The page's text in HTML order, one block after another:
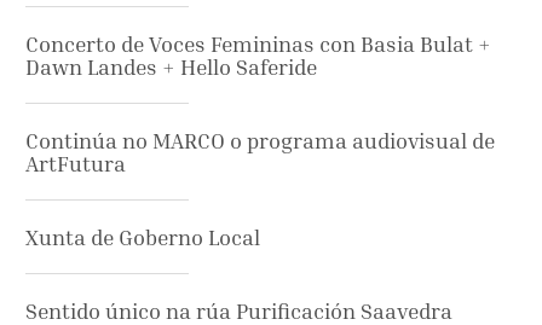
Concerto de Voces Femininas con Basia Bulat +
Dawn Landes + Hello Saferide
Continúa no MARCO o programa audiovisual de
ArtFutura
Xunta de Goberno Local
Sentido único na rúa Purificación Saavedra